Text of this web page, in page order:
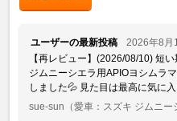
ユーザーの最新投稿
2026年8月
【再レビュー】(2026/08/10) 短
ジムニーシエラ用APIOヨシムラ
しました💦 見た目は最高に気に
sue-sun （愛車：スズキ ジムニー